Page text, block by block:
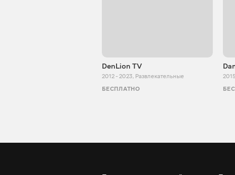
DenLion TV
2012 - 2023, Развлекательные
БЕСПЛАТНО